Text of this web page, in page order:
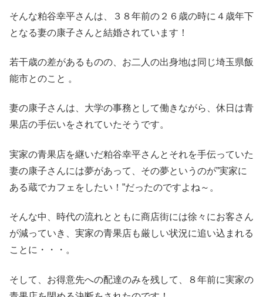
そんな粕谷幸平さんは、３８年前の２６歳の時に４歳年下
となる妻の康子さんと結婚されています！
若干歳の差があるものの、お二人の出身地は同じ埼玉県飯
能市とのこと 。
妻の康子さんは、大学の事務として働きながら、休日は青
果店の手伝いをされていたそうです。
実家の青果店を継いだ粕谷幸平さんとそれを手伝っていた
妻の康子さんには夢があって、その夢というのが”実家に
ある蔵でカフェをしたい！”だったのですよね～。
そんな中、時代の流れとともに商店街には徐々にお客さん
が減っていき、実家の青果店も厳しい状況に追い込まれる
ことに・・・。
そして、お得意先への配達のみを残して、８年前に実家の